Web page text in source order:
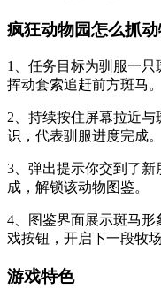
疯狂动物园怎么抓
1、任务目标为驯服一只
挥动套索追赶前方斑马。
2、持续按住屏幕拉近
识，代表驯服进度完成。
3、弹出提示你交到了
成，解锁该动物图鉴。
4、图鉴界面展示斑马
戏按钮，开启下一段牧场
游戏特色